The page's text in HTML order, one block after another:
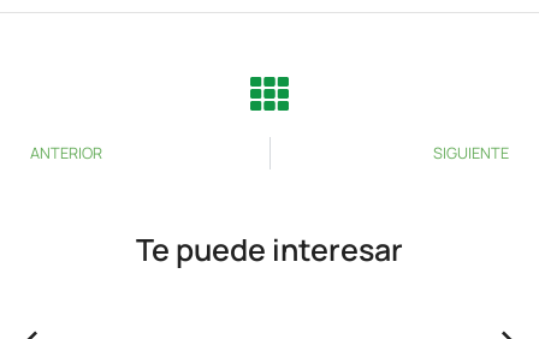
ANTERIOR SIGUIENTE
Te puede interesar